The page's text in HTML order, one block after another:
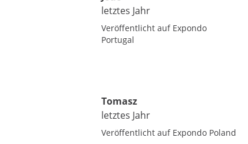
letztes Jahr
Veröffentlicht auf Expondo
Portugal
Tomasz
letztes Jahr
Veröffentlicht auf Expondo Poland